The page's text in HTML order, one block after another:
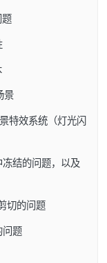
题
景
特效系统（灯光闪
结的问题，以及
切的问题
问题